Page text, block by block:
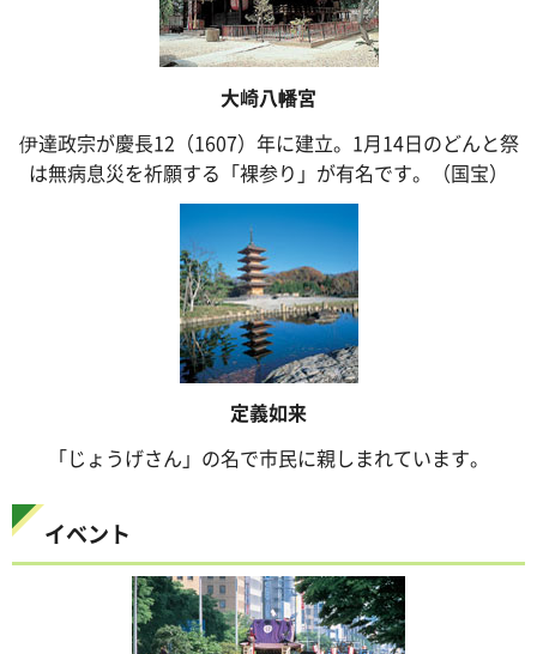
大崎八幡宮
伊達政宗が慶長12（1607）年に建立。1月14日のどんと祭
は無病息災を祈願する「裸参り」が有名です。（国宝）
定義如来
「じょうげさん」の名で市民に親しまれています。
イベント